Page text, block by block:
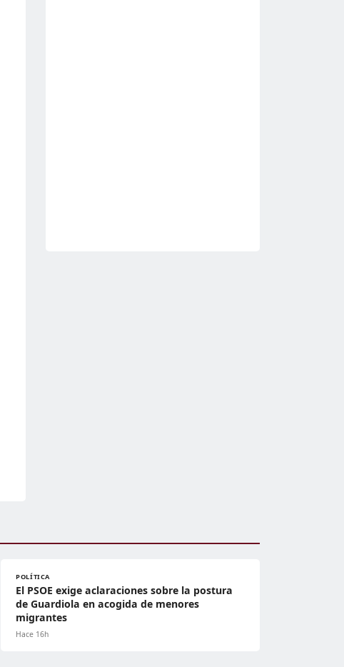
POLÍTICA
El PSOE exige aclaraciones sobre la postura
de Guardiola en acogida de menores
migrantes
Hace 16h